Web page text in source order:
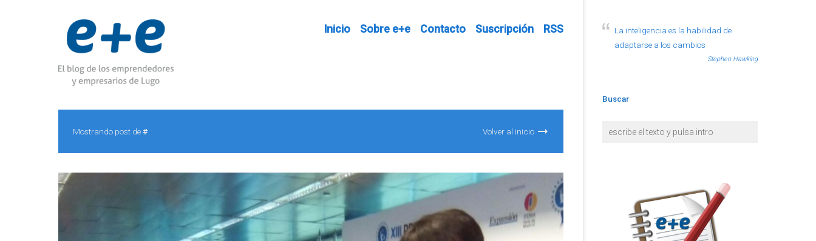
Inicio Sobre e+e Contacto Suscripción RSS
Mostrando post de# Volver al inicio
La inteligencia es la habilidad de
adaptarse a los cambios
Stephen Hawking
Buscar